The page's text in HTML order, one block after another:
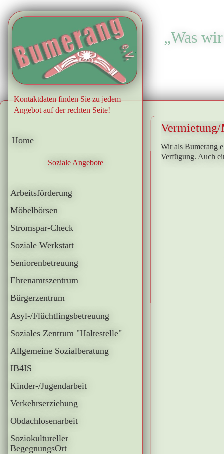
„Was
.
Kontaktdaten finden Sie zu jedem
Angebot auf der rechten Seite!
Home
Soziale Angebote
Arbeitsförderung
Möbelbörsen
Stromspar-Check
Soziale Werkstatt
Seniorenbetreuung
Ehrenamtszentrum
Bürgerzentrum
Asyl-/Flüchtlingsbetreuung
Soziales Zentrum "Haltestelle"
Allgemeine Sozialberatung
IB4IS
Kinder-/Jugendarbeit
Verkehrserziehung
Obdachlosenarbeit
Soziokultureller
BegegnungsOrt
Wir als Bumerang
Verfügung. Auch